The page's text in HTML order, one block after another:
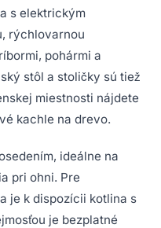
s elektrickým
rýchlovarnou
pohármi a
stôl a stoličky sú tiež
miestnosti nájdete
kachle na drevo.
ideálne na
pri ohni. Pre
je k dispozícii kotlina s
je bezplatné